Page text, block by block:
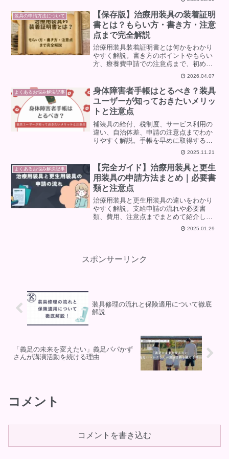
装具の申請方法について
【保存版】治療用装具の装着証明
書とは？もらい方・書き方・注意
点まで完全解説
治療用装具装着証明書とは何かをわかり
やすく解説。書き方のポイントやもらい
方、療養費申請での注意点まで、初めて
の方でも迷わないように現場目線で詳し
2026.04.07
よくあるお悩み解決記事
身体障害者手帳はとるべき？装具
ユーザーが知っておきたいメリッ
トと注意点
補装具の給付、税制度、サービス利用の
違い、自治体差、申請の注意点までわか
りやすく解説。手帳を早めに取得するメ
リットや、よくある誤解もスッキリ整理
2025.11.21
よくあるお悩み解決記事
【完全ガイド】治療用装具と更生
用装具の申請方法まとめ｜必要書
類と注意点
治療用装具と更生用装具の違いをわかり
やすく解説。支給申請の流れや必要書
類、費用、注意点までまとめて紹介しま
す。初めて装具を作る方や申請で迷って
2025.01.29
スポンサーリンク
装具修理の流れと保険適用について徹底
解説
「義足の未来を変えたい」義足パパかず
さんが講演活動を続ける理由
コメント
コメントを書き込む